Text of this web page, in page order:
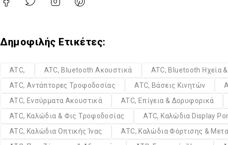
Δημοφιλής Ετικέτες:
ATC, ATC, Bluetooth Ακουστικά ATC, Bluetooth Ηχεία
ATC, Αντάπτορες Τροφοδοσίας
ATC, Βάσεις Κινητών
ATC, Ενσύρματα Ακουστικά
ATC, Επίγεια & Δορυφορικά
ATC, Καλώδια & Φις Τροφοδοσίας
ATC, Καλώδια Display
ATC, Καλώδια Οπτικής Ίνας
ATC, Καλώδια Φόρτισης &